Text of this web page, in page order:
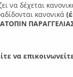
στιβαρή
να δέχεται
κανονικά
να